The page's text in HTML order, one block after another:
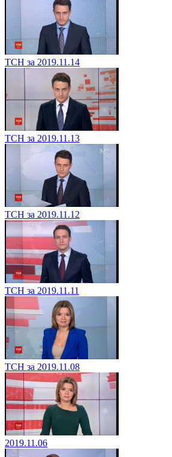
ТСН за 2019.11.14
ТСН за 2019.11.13
ТСН за 2019.11.12
ТСН за 2019.11.11
ТСН за 2019.11.08
2019.11.06